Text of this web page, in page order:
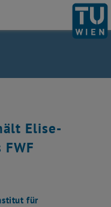
Homepage
Elise-
für